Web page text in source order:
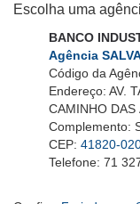
Escolha uma
BANCO
Agência
Código da
Endereço: AV.
CAMINHO DAS
Complemento:
CEP: 41820-
Telefone: 71